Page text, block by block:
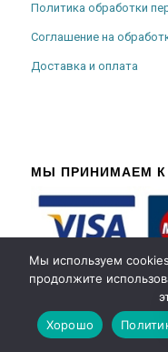
Политика обработки
Соглашение на
Доставка и оплата
МЫ ПРИНИМАЕМ К
Мы используем
продолжите
Хорошо